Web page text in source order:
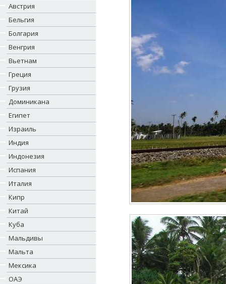
Австрия
Бельгия
Болгария
Венгрия
Вьетнам
Греция
Грузия
Доминикана
Египет
Израиль
Индия
Индонезия
Испания
Италия
Кипр
Китай
Куба
Мальдивы
Мальта
Мексика
ОАЭ